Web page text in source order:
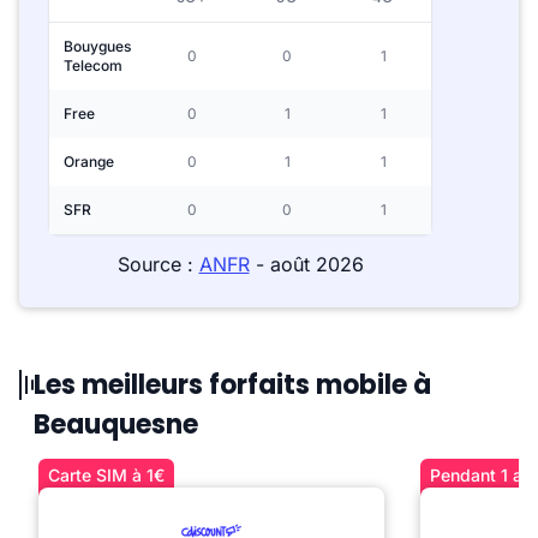
Bouygues
Telecom
0 0 1
Free 0 1 1
Orange 0 1 1
SFR 0 0 1
Source : ANFR- août 2026
Les meilleurs forfaits mobile à
Beauquesne
Carte SIM à 1€ Pendant 1